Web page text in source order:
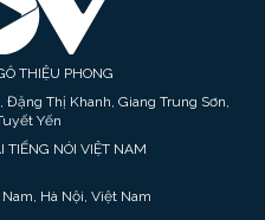
THIỆU PHONG
Đặng Thị Khanh, Giang Trung Sơn,
Yến
NÓI VIỆT NAM
Nam, Hà Nội, Việt Nam